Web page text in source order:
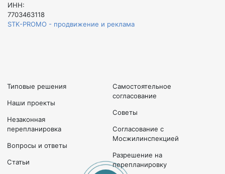
Типовые решения
Наши проекты
Незаконная
перепланировка
Вопросы и ответы
Статьи
Самостоятельное
согласование
Советы
Согласование с
Мосжилинспекцией
Разрешение на
перепланировку
ИНН:
7703463118
STK-PROMO - продвижение и реклама